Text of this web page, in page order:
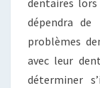
dentaires lors
dépendra
problèmes
avec leur
déterminer